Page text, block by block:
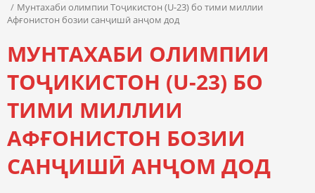
Мунтахаби олимпии Тоҷикистон (U-23) бо тими миллии
Афғонистон бозии санҷишӣ анҷом дод
МУНТАХАБИ ОЛИМПИИ
ТОҶИКИСТОН (U-23) БО
ТИМИ МИЛЛИИ
АФҒОНИСТОН БОЗИИ
САНҶИШӢ АНҶОМ ДОД